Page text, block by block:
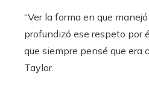
“Ver la forma en que
profundizó ese respeto por
que siempre pensé que era
Taylor.